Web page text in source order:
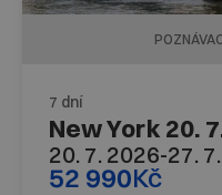
7 dní
New York 20.
20. 7. 2026-27.
52 990Kč